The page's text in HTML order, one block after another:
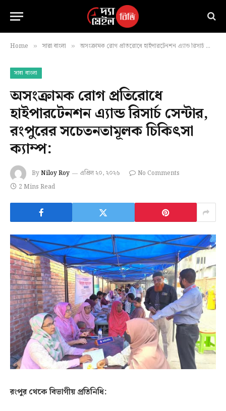
Home » সারা বাংলা » অসংক্রামক রোগ প্রতিরোধে হাইপারটেনশন এ্যান্ড রিসার্চ সেন্টার, রংপুরের সচেতনতামূলক চিকিৎসা ক্যাম্প:
সারা বাংলা
অসংক্রামক রোগ প্রতিরোধে
হাইপারটেনশন এ্যান্ড রিসার্চ সেন্টার,
রংপুরের সচেতনতামূলক চিকিৎসা
ক্যাম্প:
ByNiloy Roy এপ্রিল ২০, ২০২৬
No Comments
2 Mins Read
রংপুর থেকে বিভাগীয় প্রতিনিধি: